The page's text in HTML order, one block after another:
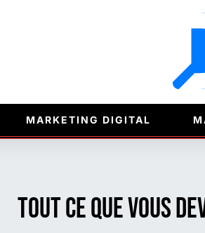
MARKETING DIGITAL
Tout ce que vous